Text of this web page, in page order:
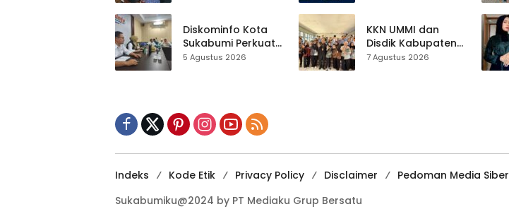
Terbuka Beri Data
Diskominfo Kota
Sukabumi Perkuat
Satu Data
Dikebut
5 Agustus 2026
Penangkapan
KKN UMMI dan
Disdik Kabupaten
Sukabumi Perkuat
7 Agustus 2026
Indeks Kode Etik Privacy Policy Disclaimer Pedoman Media Siber
Sukabumiku@2024 by PT Mediaku Grup Bersatu